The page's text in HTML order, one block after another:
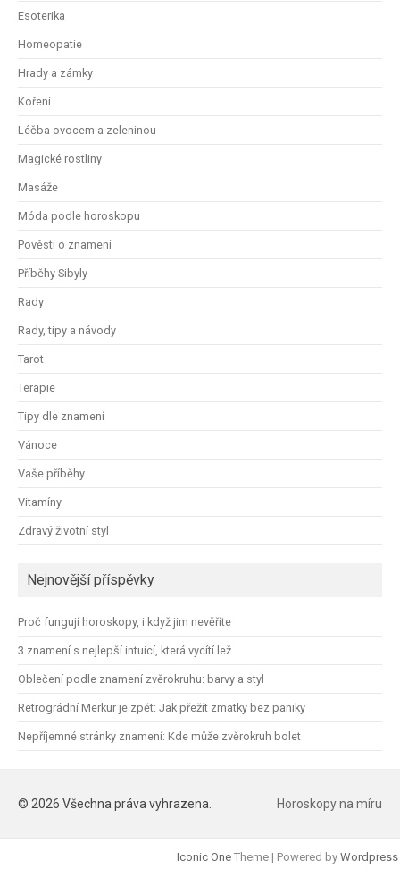
Esoterika
Homeopatie
Hrady a zámky
Koření
Léčba ovocem a zeleninou
Magické rostliny
Masáže
Móda podle horoskopu
Pověsti o znamení
Příběhy Sibyly
Rady
Rady, tipy a návody
Tarot
Terapie
Tipy dle znamení
Vánoce
Vaše příběhy
Vitamíny
Zdravý životní styl
Nejnovější příspěvky
Proč fungují horoskopy, i když jim nevěříte
3 znamení s nejlepší intuicí, která vycítí lež
Oblečení podle znamení zvěrokruhu: barvy a styl
Retrográdní Merkur je zpět: Jak přežít zmatky bez paniky
Nepříjemné stránky znamení: Kde může zvěrokruh bolet
© 2026 Všechna práva vyhrazena. Horoskopy na míru
Iconic One Theme | Powered by Wordpress